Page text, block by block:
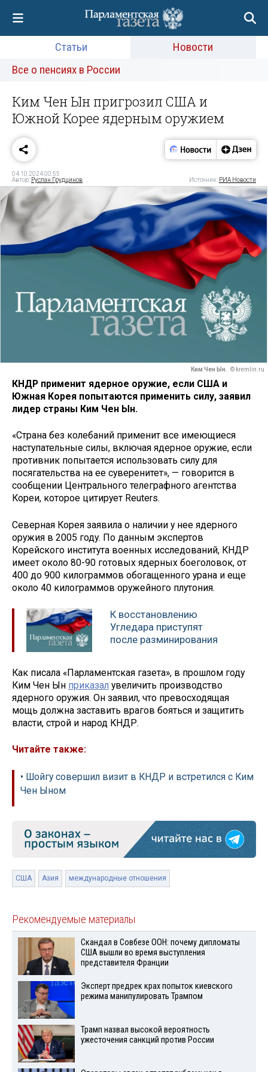
Статьи
Новости
Все о пенсиях в России
Ким Чен Ын пригрозил США и
Южной Корее ядерным оружием
04.10.2024 00:55
Автор: Руслан Грудцинов Источник: РИА Новости
Ким Чен Ын. © kremlin.ru
КНДР применит ядерное оружие, если США и
Южная Корея попытаются применить силу, заявил
лидер страны Ким Чен Ын.
«Страна без колебаний применит все имеющиеся
наступательные силы, включая ядерное оружие, если
противник попытается использовать силу для
посягательства на ее суверенитет», — говорится в
сообщении Центрального телеграфного агентства
Кореи, которое цитирует Reuters.
Северная Корея заявила о наличии у нее ядерного
оружия в 2005 году. По данным экспертов
Корейского института военных исследований, КНДР
имеет около 80-90 готовых ядерных боеголовок, от
400 до 900 килограммов обогащенного урана и еще
около 40 килограммов оружейного плутония.
К восстановлению
Угледара приступят
после разминирования
Как писала «Парламентская газета», в прошлом году
Ким Чен Ын приказал увеличить производство
ядерного оружия. Он заявил, что превосходящая
мощь должна заставить врагов бояться и защитить
власти, строй и народ КНДР.
Читайте также:
• Шойгу совершил визит в КНДР и встретился с Ким
Чен Ыном
США Азия международные отношения
Рекомендуемые материалы
Скандал в Совбезе ООН: почему дипломаты
США вышли во время выступления
представителя Франции
Эксперт предрек крах попыток киевского
режима манипулировать Трампом
Трамп назвал высокой вероятность
ужесточения санкций против России